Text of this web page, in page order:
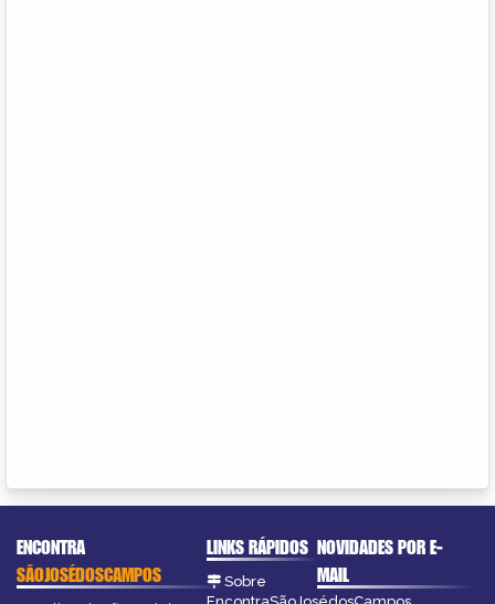
ENCONTRA
SÃOJOSÉDOSCAMPOS
LINKS RÁPIDOS
Sobre
NOVIDADES POR E-
MAIL